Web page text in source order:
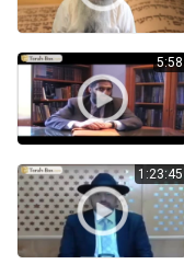
5:58
1:23:45